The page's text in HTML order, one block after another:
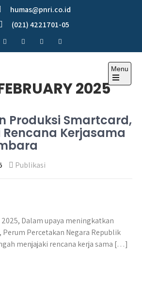
humas@pnri.co.id
(021) 4221701-05
Menu
2025
Produksi Smartcard,
Rencana Kerjasama
Publikasi
Dalam upaya meningkatkan
Percetakan Negara Republik
menjajaki rencana kerja sama […]